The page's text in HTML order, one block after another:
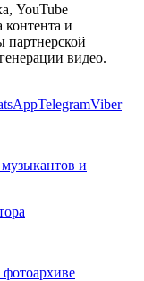
YouTube
и
партнерской
видео.
TelegramViber
и
фотоархиве